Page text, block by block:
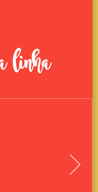
linha